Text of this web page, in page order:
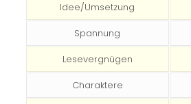
Idee/Umsetzung
Spannung
Lesevergnügen
Charaktere